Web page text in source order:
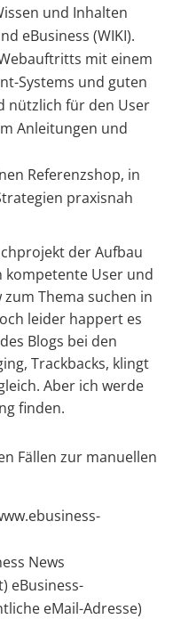
und Inhalten
eBusiness (WIKI).
mit einem
Systems und guten
nützlich für den User
Anleitungen und
Referenzshop, in
praxisnah
der Aufbau
kompetente User und
Thema suchen in
leider happert es
Blogs bei den
Trackbacks, klingt
Aber ich werde
finden.
Fällen zur manuellen
News
eBusiness-
eMail-Adresse)